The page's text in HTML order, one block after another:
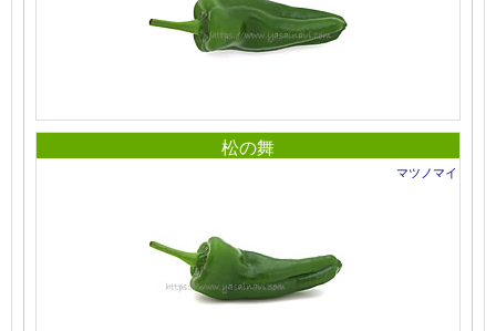
松の舞
マツノマイ